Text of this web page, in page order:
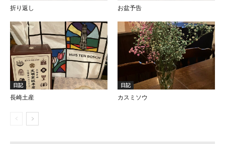
折り返し
お盆予告
日記
長崎土産
日記
カスミソウ